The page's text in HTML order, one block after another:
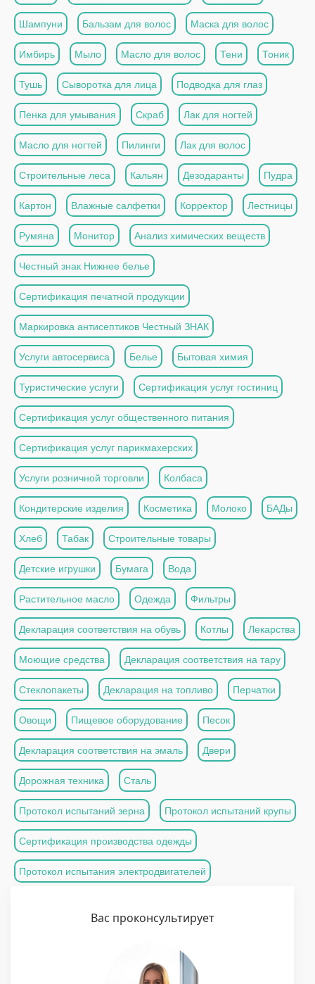
Шампуни Бальзам для волос Маска для волос
Имбирь Мыло Масло для волос Тени Тоник
Тушь Сыворотка для лица Подводка для глаз
Пенка для умывания Скраб Лак для ногтей
Масло для ногтей Пилинги Лак для волос
Строительные леса Кальян Дезодаранты Пудра
Картон Влажные салфетки Корректор Лестницы
Румяна Монитор Анализ химических веществ
Честный знак Нижнее белье
Сертификация печатной продукции
Маркировка антисептиков Честный ЗНАК
Услуги автосервиса Белье Бытовая химия
Туристические услуги Сертификация услуг гостиниц
Сертификация услуг общественного питания
Сертификация услуг парикмахерских
Услуги розничной торговли Колбаса
Кондитерские изделия Косметика Молоко БАДы
Хлеб Табак Строительные товары
Детские игрушки Бумага Вода
Растительное масло Одежда Фильтры
Декларация соответствия на обувь Котлы Лекарства
Моющие средства Декларация соответствия на тару
Стеклопакеты Декларация на топливо Перчатки
Овощи Пищевое оборудование Песок
Декларация соответствия на эмаль Двери
Дорожная техника Сталь
Протокол испытаний зерна Протокол испытаний крупы
Сертификация производства одежды
Протокол испытания электродвигателей
Вас проконсультирует